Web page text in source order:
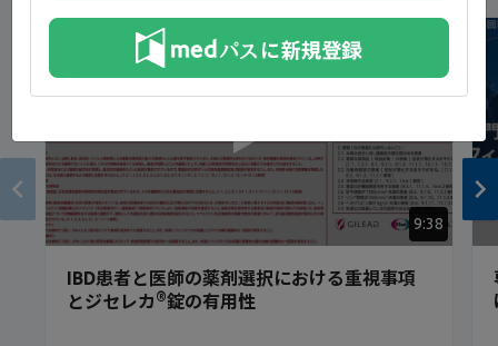
NEW
9:38
IBD患者と医師の薬剤選択における重視事項
とジセレカ ®錠の有用性